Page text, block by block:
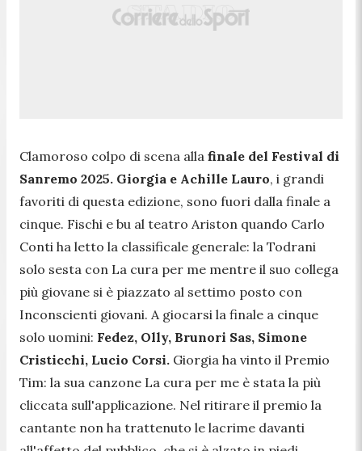
Clamoroso colpo di scena alla finale del Festival di
Sanremo 2025. Giorgia e Achille Lauro, i grandi
favoriti di questa edizione, sono fuori dalla finale a
cinque. Fischi e bu al teatro Ariston quando Carlo
Conti ha letto la classificale generale: la Todrani
solo sesta con La cura per me mentre il suo collega
più giovane si è piazzato al settimo posto con
Inconscienti giovani. A giocarsi la finale a cinque
solo uomini: Fedez, Olly, Brunori Sas, Simone
Cristicchi, Lucio Corsi. Giorgia ha vinto il Premio
Tim: la sua canzone La cura per me è stata la più
cliccata sull'applicazione. Nel ritirare il premio la
cantante non ha trattenuto le lacrime davanti